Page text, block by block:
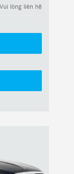
Vui lòng liên hệ